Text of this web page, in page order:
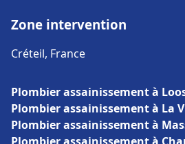
Zone intervention
Créteil, France
Plombier assainissement à
Plombier assainissement à La
Plombier assainissement à